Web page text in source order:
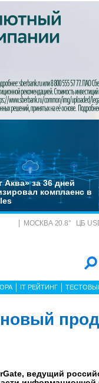
Аква» за 36 дней
комплаенс в
МОСКВА 20.8° ЦБ
IT РЕЙТИНГ
ведущий